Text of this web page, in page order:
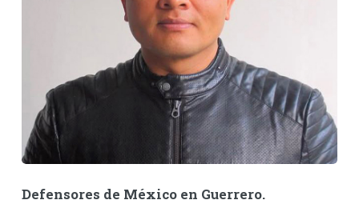
Defensores de México en Guerrero.